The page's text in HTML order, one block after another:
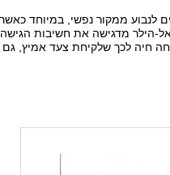
לנבוע ממקור נפשי, במיוחד
הילר מדגישה את חשיבות
חיה לכך שלקיחת צעד אמיץ,